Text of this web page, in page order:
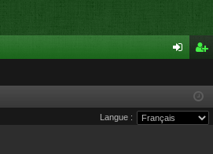
cri
pti
Langue :